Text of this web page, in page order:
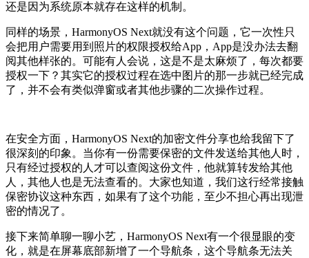
还是因为系统原本就存在这样的机制。
同样的场景，HarmonyOS Next就没有这个问题，它一次性只
会把用户需要用到照片的权限授权给App，App是没办法去翻
阅其他样张的。可能有人会说，这是不是太麻烦了，每次都要
授权一下？其实它的授权过程在选中图片的那一步就已经完成
了，并不会有类似弹窗或者其他步骤的二次操作过程。
在安全方面，HarmonyOS Next的加密文件分享也给我留下了
很深刻的印象。当你有一份需要保密的文件发送给其他人时，
只有经过授权的人才可以查阅这份文件，他就算转发给其他
人，其他人也是无法查看的。大家也知道，我们这行经常接触
保密协议这种东西，如果有了这个功能，至少不担心再出现泄
密的情况了。
接下来简单聊一聊小艺，HarmonyOS Next有一个很显眼的变
化，就是在屏幕底部新增了一个导航条，这个导航条无法关